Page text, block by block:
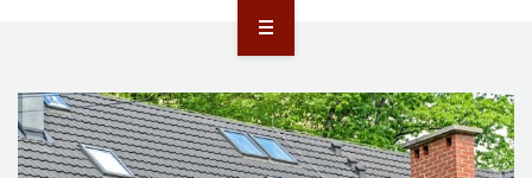
ACTUALITÉS
JURIDIQUE